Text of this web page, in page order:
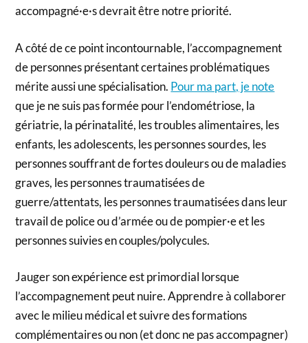
accompagné·e·s devrait être notre priorité.
A côté de ce point incontournable, l’accompagnement
de personnes présentant certaines problématiques
mérite aussi une spécialisation. Pour ma part, je note
que je ne suis pas formée pour l’endométriose, la
gériatrie, la périnatalité, les troubles alimentaires, les
enfants, les adolescents, les personnes sourdes, les
personnes souffrant de fortes douleurs ou de maladies
graves, les personnes traumatisées de
guerre/attentats, les personnes traumatisées dans leur
travail de police ou d’armée ou de pompier·e et les
personnes suivies en couples/polycules.
Jauger son expérience est primordial lorsque
l’accompagnement peut nuire. Apprendre à collaborer
avec le milieu médical et suivre des formations
complémentaires ou non (et donc ne pas accompagner)